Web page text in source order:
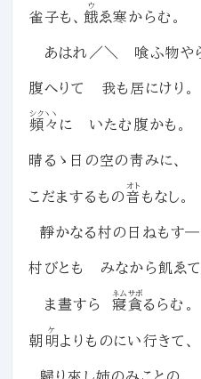
雀子も、 餓
ウ
ゑ寒からむ。
あはれ／＼ 喰ふ物や
腹へりて 我も居にけり。
頻々
シクヽヽ
に いたむ腹かも。
晴るゝ日の空の靑みに、
こだまするもの音
オト
もなし。
靜かなる村の日ねもす
村びとも みなから飢ゑて
ま晝すら寢貪
ネムサボ
るらむ。
朝 明
ケ
よりものにい行きて、
歸り來し姉のみことの、